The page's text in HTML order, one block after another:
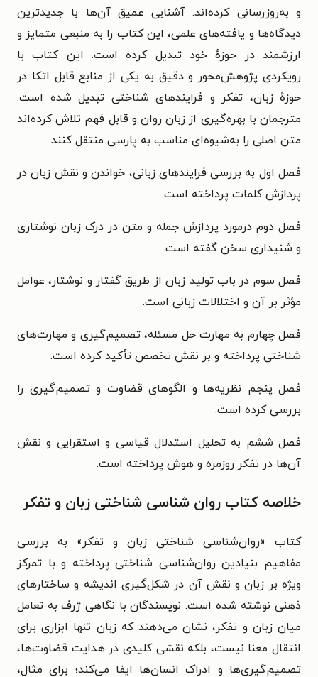
و به‌روزرسانی کرده‌اند. آشنایی عمیق آن‌ها با جدیدترین
دیدگاه‌ها و یافته‌های علمی، این کتاب را به منبعی متمایز و
ارزشمند در حوزهٔ خود تبدیل کرده است. این کتاب با
رویکردی پژوهش‌محور و دقیق به یکی از منابع قابل اتکا در
حوزهٔ زبان، تفکر و فرایندهای شناختی تبدیل شده است.
مترجمان با بهره‌گیری از زبان روان و قابل فهم تلاش کرده‌اند
متن اصلی را به‌شیوه‌ای مناسب به پارسی منتقل کنند.
فصل اول به بررسی فرایندهای زبانی، خواندن و نقش زبان در
پردازش کلمات پرداخته است.
فصل دوم درمورد پردازش جمله و متن در درک زبان نوشتاری
و شنیداری سخن گفته است.
فصل سوم در باب تولید زبان از طریق گفتار و نوشتار، عوامل
مؤثر بر آن و اختلالات زبانی است.
فصل چهارم به مهارت حل مسئله، تصمیم‌گیری و مهارت‌های
شناختی پرداخته و بر نقش تخصص تأکید کرده است.
فصل پنجم نظریه‌ها و الگوهای قضاوت و تصمیم‌گیری را
بررسی کرده است.
فصل ششم به تحلیل استدلال قیاسی و استقرایی و نقش
آن‌ها در تفکر روزمره و هوش پرداخته است.
خلاصه کتاب روان‌ شناسی شناختی زبان و تفکر
کتاب «روان‌‌شناسی شناختی زبان و تفکر» به بررسی
مفاهیم بنیادین روان‌شناسی شناختی پرداخته و با تمرکز
ویژه بر زبان و نقش آن در شکل‌گیری اندیشه و ساختارهای
ذهنی نوشته شده است. نویسندگان با نگاهی ژرف به تعامل
میان زبان و تفکر، نشان می‌دهند که زبان تنها ابزاری برای
انتقال معنا نیست، بلکه نقشی کلیدی در هدایت قضاوت‌ها،
تصمیم‌گیری‌ها و ادراک انسان‌ها ایفا می‌کند؛ برای مثال،